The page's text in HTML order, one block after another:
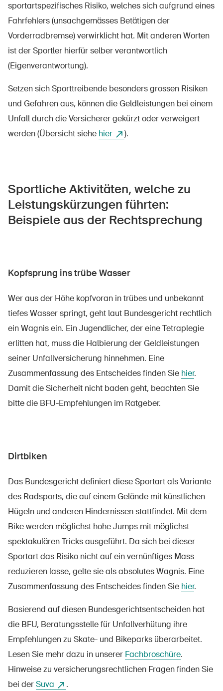
Kurse & Veranstaltungen
Sichere Produkte
Sicherheitsdelegierte & Gemeinden
sportartspezifisches Risiko, welches sich aufgrund eines
Fahrfehlers (unsachgemässes Betätigen der
Vorderradbremse) verwirklicht hat. Mit anderen Worten
ist der Sportler hierfür selber verantwortlich
(Eigenverantwortung).
Setzen sich Sporttreibende besonders grossen Risiken
und Gefahren aus, können die Geldleistungen bei einem
Unfall durch die Versicherer gekürzt oder verweigert
werden (Übersicht siehe hier ).
Sportliche Aktivitäten, welche zu
Leistungskürzungen führten:
Beispiele aus der Rechtsprechung​​
Kopfsprung ins trübe Wasser
Wer aus der Höhe kopfvoran in trübes und unbekannt
tiefes Wasser springt, geht laut Bundesgericht rechtlich
ein Wagnis ein. Ein Jugendlicher, der eine Tetraplegie
erlitten hat, muss die Halbierung der Geldleistungen
seiner Unfallversicherung hinnehmen. Eine
Zusammenfassung des Entscheides finden Sie hier.
Damit die Sicherheit nicht baden geht, beachten Sie
bitte die BFU-Empfehlungen im Ratgeber.
Dirtbiken
Das Bundesgericht definiert diese Sportart als Variante
des Radsports, die auf einem Gelände mit künstlichen
Hügeln und anderen Hindernissen stattfindet. Mit dem
Bike werden möglichst hohe Jumps mit möglichst
spektakulären Tricks ausgeführt. Da sich bei dieser
Sportart das Risiko nicht auf ein vernünftiges Mass
reduzieren lasse, gelte sie als absolutes Wagnis. Eine
Zusammenfassung des Entscheides finden Sie hier.
Basierend auf diesen Bundesgerichtsentscheiden hat
die BFU, Beratungsstelle für Unfallverhütung ihre
Empfehlungen zu Skate- und Bikeparks überarbeitet.
Lesen Sie mehr dazu in unserer Fachbroschüre.
Hinweise zu versicherungsrechtlichen Fragen finden Sie
bei derSuva .